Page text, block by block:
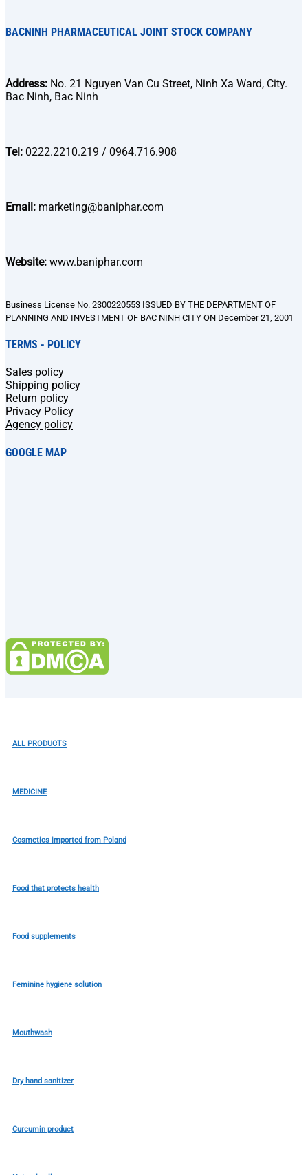
BACNINH PHARMACEUTICAL JOINT STOCK COMPANY
Address: No. 21 Nguyen Van Cu Street, Ninh Xa Ward, City.
Bac Ninh, Bac Ninh
Tel: 0222.2210.219 / 0964.716.908
Email: marketing@baniphar.com
Website: www.baniphar.com
Business License No. 2300220553 ISSUED BY THE DEPARTMENT OF
PLANNING AND INVESTMENT OF BAC NINH CITY ON December 21, 2001
TERMS - POLICY
Sales policy
Shipping policy
Return policy
Privacy Policy
Agency policy
GOOGLE MAP
ALL PRODUCTS
MEDICINE
Cosmetics imported from Poland
Food that protects health
Food supplements
Feminine hygiene solution
Mouthwash
Dry hand sanitizer
Curcumin product